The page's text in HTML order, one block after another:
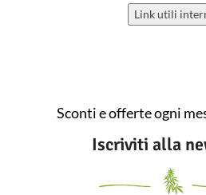
Link utili
Sconti e offerte ogni
Iscriviti alla